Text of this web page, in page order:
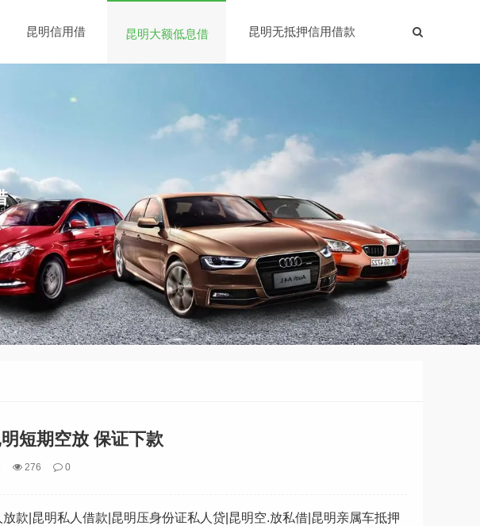
昆明信用借 昆明大额低息借 昆明无抵押信用借款
短期空放 保证下款
276 0
款|昆明私人借款|昆明压身份证私人贷|昆明空.放私借|昆明亲属车抵押